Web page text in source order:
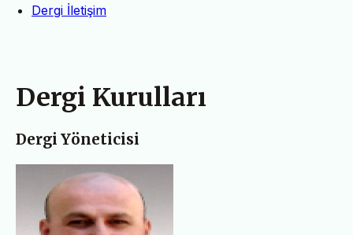
Dergi İletişim
Dergi Kurulları
Dergi Yöneticisi